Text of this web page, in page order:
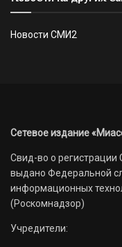
Новости СМИ2
Сетевое издание
Свид-во о
выдано Федеральной
информационных
(Роскомнадзор)
Учредители: